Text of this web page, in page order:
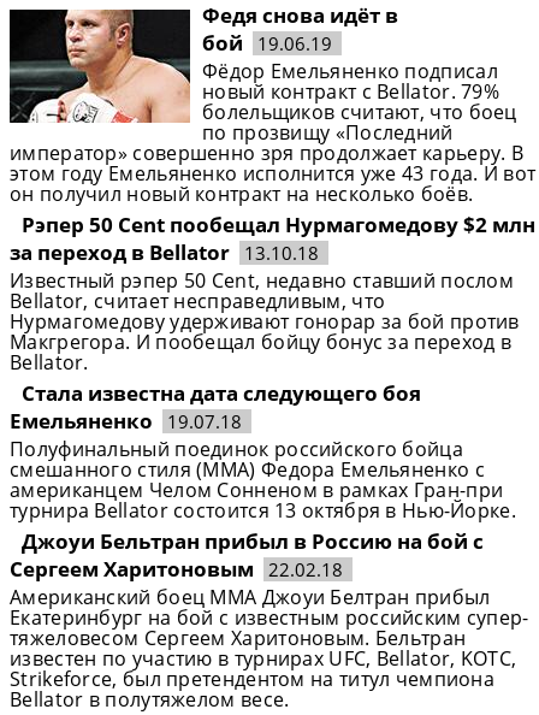
Федя снова идёт в
бой
19.06.19
Фёдор Емельяненко подписал
новый контракт с Bellator. 79%
болельщиков считают, что боец
по прозвищу «Последний
император» совершенно зря продолжает карьеру. В
этом году Емельяненко исполнится уже 43 года. И вот
он получил новый контракт на несколько боёв.
Рэпер 50 Cent пообещал Нурмагомедову $2 млн
за переход в Bellator
13.10.18
Известный рэпер 50 Cent, недавно ставший послом
Bellator, считает несправедливым, что
Нурмагомедову удерживают гонорар за бой против
Макгрегора. И пообещал бойцу бонус за переход в
Bellator.
Стала известна дата следующего боя
Емельяненко
19.07.18
Полуфинальный поединок российского бойца
смешанного стиля (ММА) Федора Емельяненко с
американцем Челом Сонненом в рамках Гран-при
турнира Bellator состоится 13 октября в Нью-Йорке.
Джоуи Бельтран прибыл в Россию на бой с
Сергеем Харитоновым
22.02.18
Американский боец ММА Джоуи Белтран прибыл
Екатеринбург на бой с известным российским супер-
тяжеловесом Сергеем Харитоновым. Бельтран
известен по участию в турнирах UFC, Bellator, KOTC,
Strikeforce, был претендентом на титул чемпиона
Bellator в полутяжелом весе.